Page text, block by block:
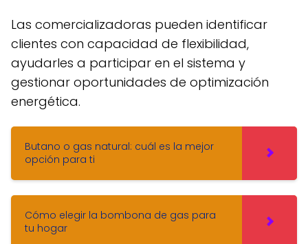
Las comercializadoras pueden identificar
clientes con capacidad de flexibilidad,
ayudarles a participar en el sistema y
gestionar oportunidades de optimización
energética.
Butano o gas natural: cuál es la mejor
opción para ti
Cómo elegir la bombona de gas para
tu hogar